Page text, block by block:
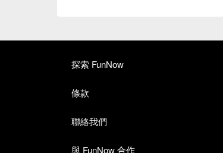
探索 FunNow
條款
聯絡我們
與 FunNow 合作